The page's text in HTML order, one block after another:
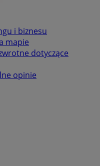
i biznesu
mapie
dotyczące
opinie